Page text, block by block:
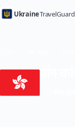
UkraineTravelGuard